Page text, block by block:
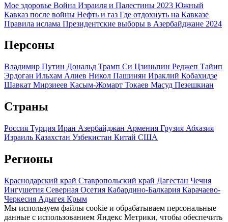
Мое здоровье Война Израиля и Палестины 2023 Южный
Кавказ после войны Нефть и газ Где отдохнуть на Кавказе
Правила ислама Президентские выборы в Азербайджане 2024
Персоны
Владимир Путин Дональд Трамп Си Цзиньпин Реджеп Тайип
Эрдоган Ильхам Алиев Никол Пашинян Ираклий Кобахидзе
Шавкат Мирзиеев Касым-Жомарт Токаев Масуд Пезешкиан
Страны
Россия Турция Иран Азербайджан Армения Грузия Абхазия
Израиль Казахстан Узбекистан Китай США
Регионы
Краснодарский край Ставропольский край Дагестан Чечня
Ингушетия Северная Осетия Кабардино-Балкария Карачаево-
Черкесия Адыгея Крым
Мы используем файлы cookie и обрабатываем персональные
данные с использованием Яндекс Метрики, чтобы обеспечить